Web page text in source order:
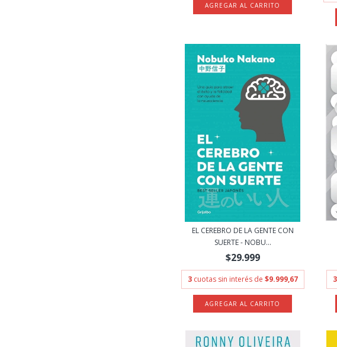
EL CEREBRO DE LA GENTE CON
SUERTE - NOBU...
$29.999
3 cuotas sin interés de $9.999,67 3